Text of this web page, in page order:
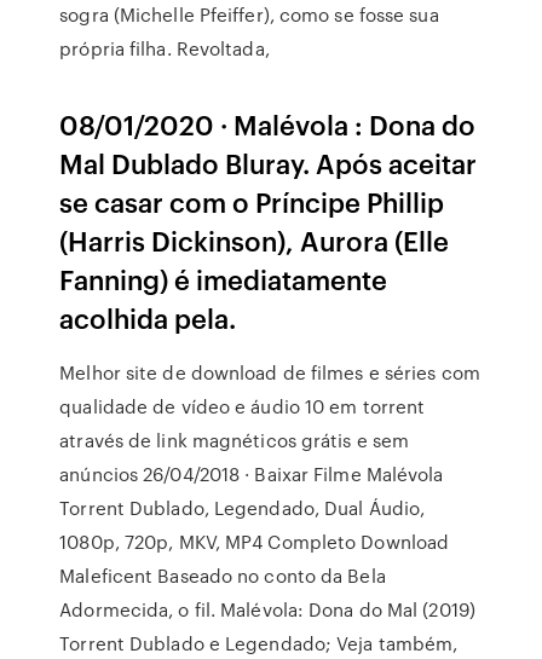
sogra (Michelle Pfeiffer), como se fosse sua
própria filha. Revoltada,
08/01/2020 · Malévola : Dona do
Mal Dublado Bluray. Após aceitar
se casar com o Príncipe Phillip
(Harris Dickinson), Aurora (Elle
Fanning) é imediatamente
acolhida pela.
Melhor site de download de filmes e séries com
qualidade de vídeo e áudio 10 em torrent
através de link magnéticos grátis e sem
anúncios 26/04/2018 · Baixar Filme Malévola
Torrent Dublado, Legendado, Dual Áudio,
1080p, 720p, MKV, MP4 Completo Download
Maleficent Baseado no conto da Bela
Adormecida, o fil. Malévola: Dona do Mal (2019)
Torrent Dublado e Legendado; Veja também,